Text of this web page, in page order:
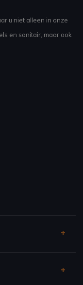
u niet alleen in onze
en sanitair, maar ook